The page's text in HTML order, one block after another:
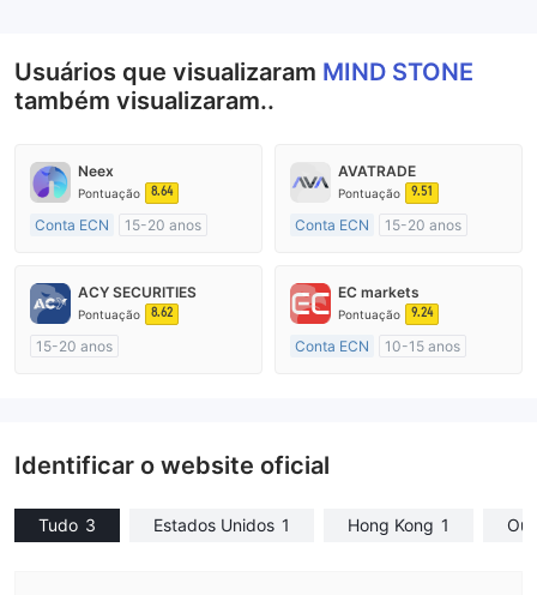
Usuários que visualizaram MIND STONE
também visualizaram..
Neex
Pontuação 8.64
Conta ECN
15-20 anos
Market Marketing (MM)
Etiqueta principal MT4
AVATRADE
Pontuação 9.51
Conta ECN
15-20 anos
Market Marketing (MM)
Etiqueta principal MT4
ACY SECURITIES
Pontuação 8.62
15-20 anos
EC markets
Pontuação 9.24
Conta ECN
10-15 anos
Identificar o website oficial
Tudo 3 Estados Unidos 1 Hong Kong 1